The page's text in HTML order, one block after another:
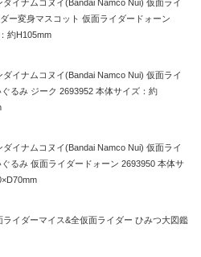
ダイナムコヌイ(Bandai Namco Nui) 仮面ライ
ー変身マスコット 仮面ライダードォーン
約H105mm
ダイナムコヌイ(Bandai Namco Nui) 仮面ライ
るみ ジーク 2693952 本体サイズ：約
ダイナムコヌイ(Bandai Namco Nui) 仮面ライ
るみ 仮面ライダードォーン 2693950 本体サ
ライダーマイス&全仮面ライダー ひみつ大図鑑